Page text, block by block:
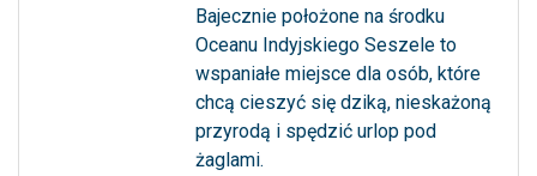
Bajecznie położone na środku
Oceanu Indyjskiego Seszele to
wspaniałe miejsce dla osób, które
chcą cieszyć się dziką, nieskażoną
przyrodą i spędzić urlop pod
żaglami.